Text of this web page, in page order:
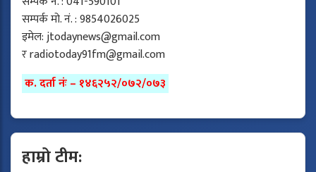
सम्पर्क मो. नं. : 9854026025
इमेल:jtodaynews@gmail.com
रradiotoday91fm@gmail.com
क. दर्ता नंः – १४६२५२/०७२/०७३
हाम्रो टीम: